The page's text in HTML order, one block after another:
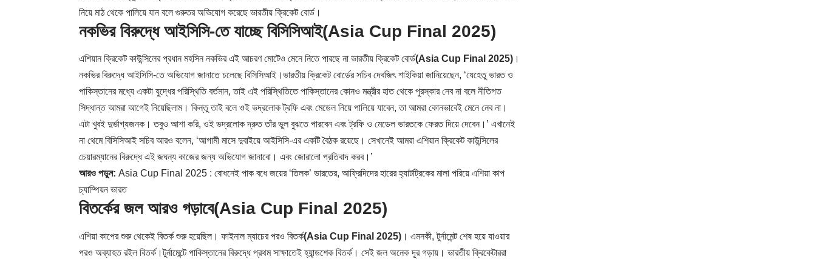
নিয়ে মাঠ থেকে পালিয়ে যান বলে গুরুতর অভিযোগ করেছে ভারতীয় ক্রিকেট বোর্ড।
নকভির বিরুদ্ধে আইসিসি-তে যাচ্ছে বিসিসিআই(Asia Cup Final 2025)
এশিয়ান ক্রিকেট কাউন্সিলের প্রধান মহসিন নকভির এই আচরণ মোটেও মেনে নিতে পারছে না ভারতীয় ক্রিকেট বোর্ড(Asia Cup Final 2025) ।
নকভির বিরুদ্ধে আইসিসি-তে অভিযোগ জানাতে চলেছে বিসিসিআই।ভারতীয় ক্রিকেট বোর্ডের সচিব দেবজিৎ শাইকিয়া জানিয়েছেন, ‘যেহেতু ভারত ও
পাকিস্তানের মধ্যে একটা যুদ্ধের পরিস্থিতি বর্তমান, তাই এই পরিস্থিতিতে পাকিস্তানের কোনও মন্ত্রীর হাত থেকে পুরস্কার নেব না বলে নীতিগত
সিদ্ধান্ত আমরা আগেই নিয়েছিলাম। কিন্তু তাই বলে ওই ভদ্রলোক ট্রফি এবং মেডেল নিয়ে পালিয়ে যাবেন, তা আমরা কোনভাবেই মেনে নেব না।
এটা খুবই দুর্ভাগ্যজনক। তবুও আশা করি, ওই ভদ্রলোক দ্রুত তাঁর ভুল বুঝতে পারবেন এবং ট্রফি ও মেডেল ভারতকে ফেরত দিয়ে দেবেন।’ এখানেই
না থেমে বিসিসিআই সচিব আরও বলেন, ‘আগামী মাসে দুবাইয়ে আইসিসি-এর একটি বৈঠক রয়েছে। সেখানেই আমরা এশিয়ান ক্রিকেট কাউন্সিলের
চেয়ারম্যানের বিরুদ্ধে এই জঘন্য কাজের জন্য অভিযোগ জানাবো। এবং জোরালো প্রতিবাদ করব।’
আরও পড়ুন: Asia Cup Final 2025 : বোধনেই পাক বধে জয়ের ‘তিলক’ ভারতের, আফ্রিদিদের হারের হ্যাটট্রিকের মালা পরিয়ে এশিয়া কাপ
চ্যাম্পিয়ন ভারত
বিতর্কের জল আরও গড়াবে(Asia Cup Final 2025)
এশিয়া কাপের শুরু থেকেই বিতর্ক শুরু হয়েছিল। ফাইনাল ম্যাচের পরও বিতর্ক(Asia Cup Final 2025) । এমনকী, টুর্নামেন্ট শেষ হয়ে যাওয়ার
পরও অব্যাহত রইল বিতর্ক।টুর্নামেন্টে পাকিস্তানের বিরুদ্ধে প্রথম সাক্ষাতেই হ্যান্ডশেক বিতর্ক। সেই জল অনেক দূর গড়ায়। ভারতীয় ক্রিকেটাররা